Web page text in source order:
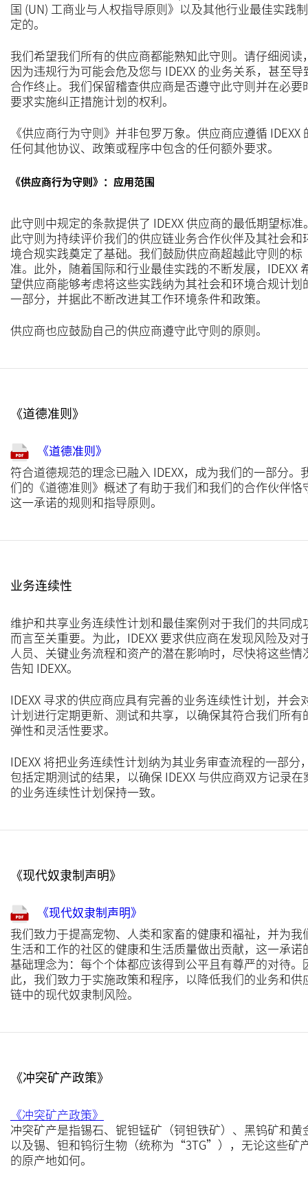
国 (UN) 工商业与人权指导原则》以及其他行业最佳实践制
定的。
我们希望我们所有的供应商都能熟知此守则。请仔细阅读
因为违规行为可能会危及您与 IDEXX 的业务关系，甚至导
合作终止。我们保留稽查供应商是否遵守此守则并在必要
要求实施纠正措施计划的权利。
《供应商行为守则》并非包罗万象。供应商应遵循 IDEXX
任何其他协议、政策或程序中包含的任何额外要求。
《供应商行为守则》：应用范围
此守则中规定的条款提供了 IDEXX 供应商的最低期望标准
此守则为持续评价我们的供应链业务合作伙伴及其社会和
境合规实践奠定了基础。我们鼓励供应商超越此守则的标
准。此外，随着国际和行业最佳实践的不断发展，IDEXX
望供应商能够考虑将这些实践纳为其社会和环境合规计划
一部分，并据此不断改进其工作环境条件和政策。
供应商也应鼓励自己的供应商遵守此守则的原则。
《道德准则》
《道德准则》
符合道德规范的理念已融入 IDEXX，成为我们的一部分。
们的《道德准则》概述了有助于我们和我们的合作伙伴恪
这一承诺的规则和指导原则。
业务连续性
维护和共享业务连续性计划和最佳案例对于我们的共同成
而言至关重要。为此，IDEXX 要求供应商在发现风险及对
人员、关键业务流程和资产的潜在影响时，尽快将这些情
告知 IDEXX。
IDEXX 寻求的供应商应具有完善的业务连续性计划，并会
计划进行定期更新、测试和共享，以确保其符合我们所有
弹性和灵活性要求。
IDEXX 将把业务连续性计划纳为其业务审查流程的一部分
包括定期测试的结果，以确保 IDEXX 与供应商双方记录在
的业务连续性计划保持一致。
《现代奴隶制声明》
《现代奴隶制声明》
我们致力于提高宠物、人类和家畜的健康和福祉，并为我
生活和工作的社区的健康和生活质量做出贡献，这一承诺
基础理念为：每个个体都应该得到公平且有尊严的对待。
此，我们致力于实施政策和程序，以降低我们的业务和供
链中的现代奴隶制风险。
《冲突矿产政策》
《冲突矿产政策》
冲突矿产是指锡石、铌钽锰矿（钶钽铁矿）、黑钨矿和黄
以及锡、钽和钨衍生物（统称为“3TG”），无论这些矿
的原产地如何。